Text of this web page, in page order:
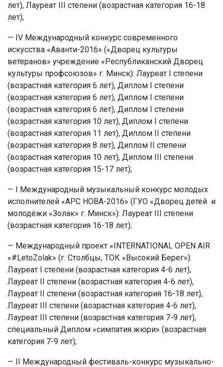
лет), Лауреат III степени (возрастная категория 16-18
лет);
— IV Международный конкурс современного
искусства «Аванти-2016» («Дворец культуры
ветеранов» учреждение «Республиканский Дворец
культуры профсоюзов» г. Минск): Лауреат I степени
(возрастная категория 6 лет), Диплом I степени
(возрастная категория 6 лет), Диплом I степени
(возрастная категория 6 лет), Диплом I cтепени
(возрастная категория 10 лет), Диплом I степени
(возрастная категория 11 лет), Диплом II степени
(возрастная категория 8 лет), Диплом II степени
(возрастная категория 10 лет), Диплом III степени
(возрастная категория 15-17 лет);
— I Международный музыкальный конкурс молодых
исполнителей «АРС НОВА-2016» (ГУО «Дворец детей и
молодёжи «Золак» г. Минск»): Лауреат III степени
(возрастная категория 16-18 лет);
— Международный проект «INTERNATIONAL OPEN AIR
«#LetoZolak» (г. Столбцы, ТОК «Высокий Берег»):
Лауреат I степени (возрастная категория 4-6 лет),
Лауреат II степени (возрастная категория 4-6 лет),
Лауреат II степени (возрастная категория 16-18 лет),
Лауреат III степени (возрастная категория 4-6 лет),
Лауреат III степени (возрастная категория 7-9 лет),
специальный Диплом «симпатия жюри» (возрастная
категория 7-9 лет);
— II Международный фестиваль-конкурс музыкально-